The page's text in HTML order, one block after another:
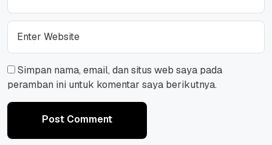
Simpan nama, email, dan situs web saya pada
peramban ini untuk komentar saya berikutnya.
Post Comment